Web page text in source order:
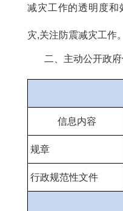
减灾工作的透明度和
灾,关注防震减灾工作。
二、主动公开政
信息内容
规章
行政规范性文件